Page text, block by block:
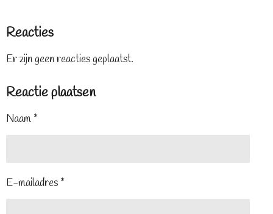
Reacties
Er zijn geen reacties geplaatst.
Reactie plaatsen
Naam *
E-mailadres *